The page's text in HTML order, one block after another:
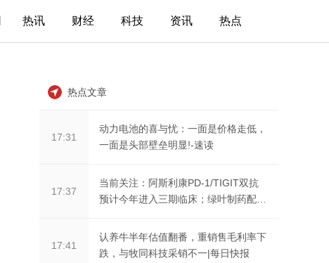
热讯 财经 科技 资讯 热点
热点文章
17:31
动力电池的喜与忧：一面是价格走低，
一面是头部壁垒明显!-速读
17:37
当前关注：阿斯利康PD-1/TIGIT双抗
预计今年进入三期临床；绿叶制药配售
17:41
认养牛半年估值翻番，重销售毛利率下
跌，与牧同科技采销不一|每日快报